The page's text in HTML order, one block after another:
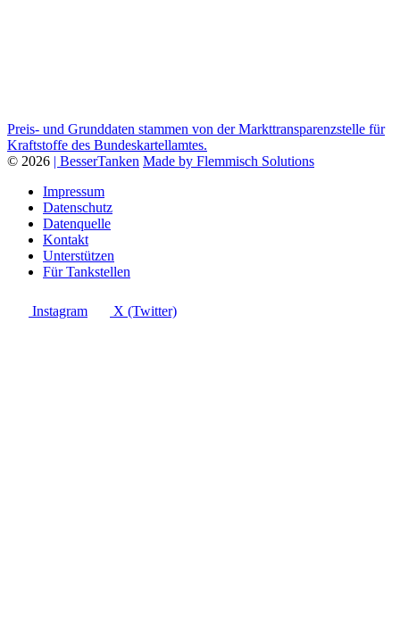
Preis- und Grunddaten stammen von der Markttransparenzstelle für
Kraftstoffe des Bundeskartellamtes.
© 2026 | BesserTanken Made by Flemmisch Solutions
Impressum
Datenschutz
Datenquelle
Kontakt
Unterstützen
Für Tankstellen
Instagram X (Twitter)